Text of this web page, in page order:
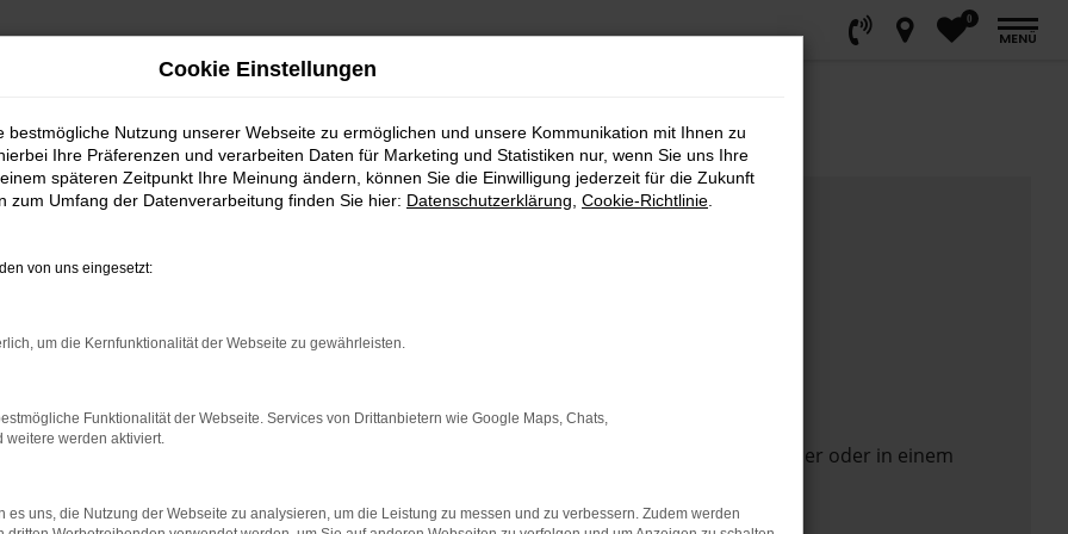
0
MENÜ
das Laden bestimmter Seiten verhindern. Funktioniert die Seite in einem anderen Browser oder in einem
Cookie Einstellungen
bestmögliche Nutzung unserer Webseite zu ermöglichen und unsere Kommunikation mit Ihnen zu
Ihre Präferenzen und verarbeiten Daten für Marketing und Statistiken nur, wenn Sie uns Ihre
späteren Zeitpunkt Ihre Meinung ändern, können Sie die Einwilligung jederzeit für die Zukunft
zum Umfang der Datenverarbeitung finden Sie hier: Datenschutzerklärung Cookie-Richtlinie
von uns eingesetzt:
um die Kernfunktionalität der Webseite zu gewährleisten.
Funktionalität der Webseite. Services von Drittanbietern wie Google Maps, Chats,
weitere werden aktiviert.
es uns, die Nutzung der Webseite zu analysieren, um die Leistung zu messen und zu verbessern. Zudem werden